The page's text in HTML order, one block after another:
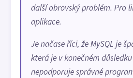
další obrovský problém. Pro
aplikace.
Je načase říci, že MySQL je
která je v konečném
nepodporuje správné